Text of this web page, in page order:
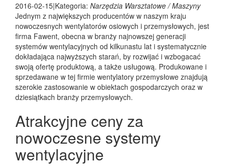
2016-02-15|Kategoria: Narzędzia Warsztatowe / Maszyny
Jednym z największych producentów w naszym kraju
nowoczesnych wentylatorów osiowych i przemysłowych, jest
firma Fawent, obecna w branży najnowszej generacji
systemów wentylacyjnych od kilkunastu lat i systematycznie
dokładająca najwyższych starań, by rozwijać i wzbogacać
swoją ofertę produktową, a także usługową. Produkowane i
sprzedawane w tej firmie wentylatory przemysłowe znajdują
szerokie zastosowanie w obiektach gospodarczych oraz w
dziesiątkach branży przemysłowych.
Atrakcyjne ceny za
nowoczesne systemy
wentylacyjne